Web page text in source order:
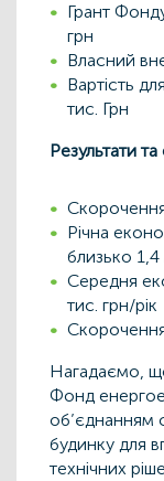
Грант
грн
Власний
Вартість
тис. Грн
Результати
Річна
близько
Середня
тис. грн/рік
Нагадаємо,
Фонд
об’єднанням
будинку для
технічних